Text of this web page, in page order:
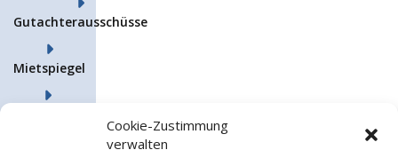
Cookie-Zustimmung
verwalten
Gutachterausschüsse
Mietspiegel